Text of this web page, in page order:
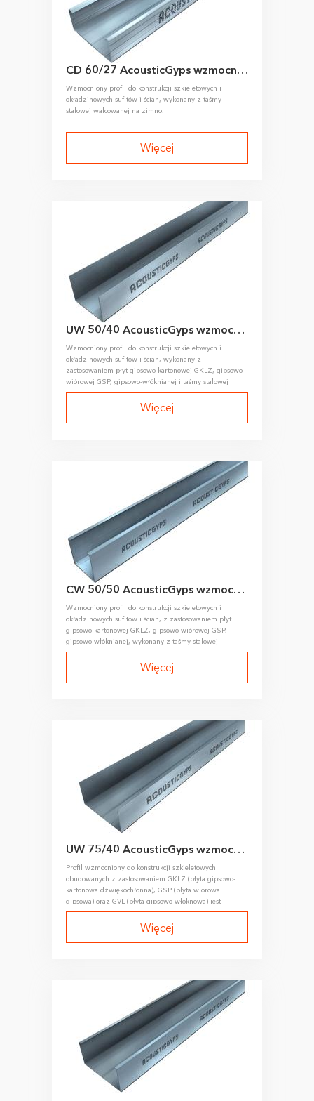
CD 60/27 AcousticGyps wzmocniony profil sufitowy
Wzmocniony profil do konstrukcji szkieletowych i
okładzinowych sufitów i ścian, wykonany z taśmy
stalowej walcowanej na zimno.
Więcej
UW 50/40 AcousticGyps wzmocniony profil prowadzący
Wzmocniony profil do konstrukcji szkieletowych i
okładzinowych sufitów i ścian, wykonany z
zastosowaniem płyt gipsowo-kartonowej GKLZ, gipsowo-
wiórowej GSP, gipsowo-włóknianej i taśmy stalowej
walcowanej na zimno.
Więcej
CW 50/50 AcousticGyps wzmocniony profil słupkowy
Wzmocniony profil do konstrukcji szkieletowych i
okładzinowych sufitów i ścian, z zastosowaniem płyt
gipsowo-kartonowej GKLZ, gipsowo-wiórowej GSP,
gipsowo-włóknianej, wykonany z taśmy stalowej
walcowanej na zimno.
Więcej
UW 75/40 AcousticGyps wzmocniony profil prowadzący
Profil wzmocniony do konstrukcji szkieletowych
obudowanych z zastosowaniem GKLZ (płyta gipsowo-
kartonowa dźwiękochłonna), GSP (płyta wiórowa
gipsowa) oraz GVL (płyta gipsowo-włóknowa) jest
wykonywany metodą walcowania na zimno taśmy
Więcej